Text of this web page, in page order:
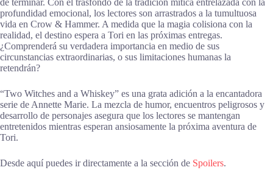
de terminar. Con el trasfondo de la tradición mítica entrelazada con la
profundidad emocional, los lectores son arrastrados a la tumultuosa
vida en Crow & Hammer. A medida que la magia colisiona con la
realidad, el destino espera a Tori en las próximas entregas.
¿Comprenderá su verdadera importancia en medio de sus
circunstancias extraordinarias, o sus limitaciones humanas la
retendrán?
“Two Witches and a Whiskey” es una grata adición a la encantadora
serie de Annette Marie. La mezcla de humor, encuentros peligrosos y
desarrollo de personajes asegura que los lectores se mantengan
entretenidos mientras esperan ansiosamente la próxima aventura de
Tori.
Desde aquí puedes ir directamente a la sección de Spoilers.